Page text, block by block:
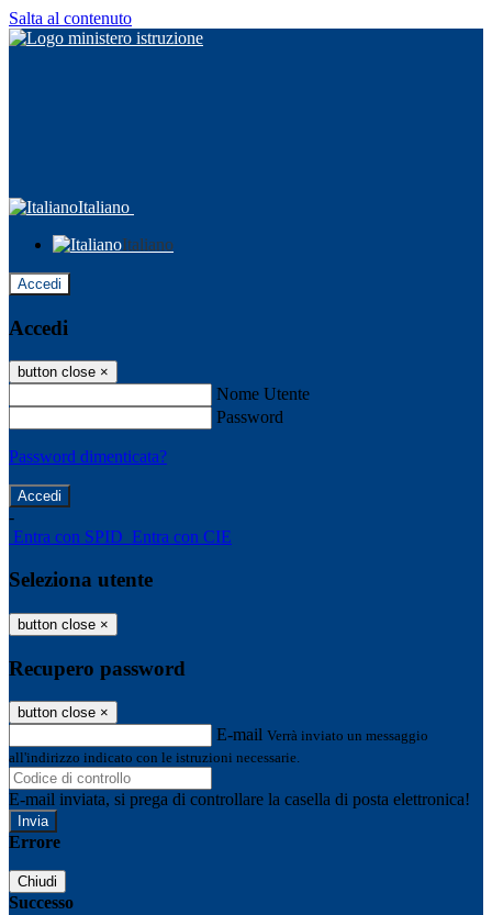
Salta al contenuto
Italiano
Italiano
Accedi
Accedi
button close ×
Nome Utente
Password
Password dimenticata?
-
Entra con SPID Entra con CIE
Seleziona utente
button close ×
Recupero password
button close ×
E-mail Verrà inviato un messaggio
all'indirizzo indicato con le istruzioni necessarie.
E-mail inviata, si prega di controllare la casella di posta elettronica!
Errore
Chiudi
Successo